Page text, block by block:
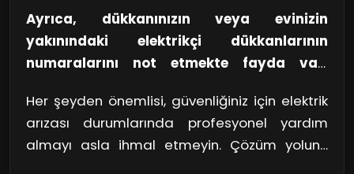
hizmete ulaşabilirsiniz.
aramak, hem hızlı hem de pratik bir çözüm
sunar. Özellikle o an dışarıda ya da yoğun bir
gün geçiriyorsanız bu tarz bir uygulamayı
kullanmak işinizi kolaylaştırır.
Ayrıca, dükkanınızın veya evinizin
yakınındaki elektrikçi dükkanlarının
numaralarını not etmekte fayda var.
durumlarda hizmet verebilecek elektrikçiler
bulunur. Unutmayın, bir arıza anında panik
yapmak yerine, bu tür önlemler alarak
Her şeyden önemlisi, güvenliğiniz için elektrik
arızası durumlarında profesyonel yardım
almayı asla ihmal etmeyin. Çözüm yolunu